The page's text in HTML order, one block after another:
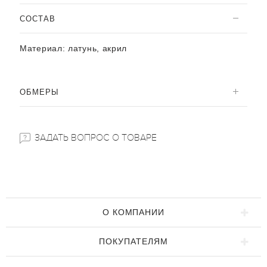
CОСТАВ
Материал: латунь, акрил
ОБМЕРЫ
ЗАДАТЬ ВОПРОС О ТОВАРЕ
О КОМПАНИИ
ПОКУПАТЕЛЯМ